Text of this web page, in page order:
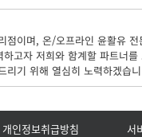
점이며, 온/오프라인 윤활유
고자 저희와 함계할 파트너
리기 위해 열심히 노력하겠습
개인정보취급방침 서